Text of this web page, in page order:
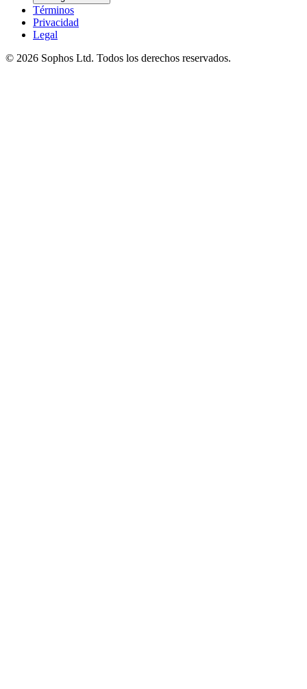
Términos
Privacidad
Legal
© 2026 Sophos Ltd. Todos los derechos reservados.